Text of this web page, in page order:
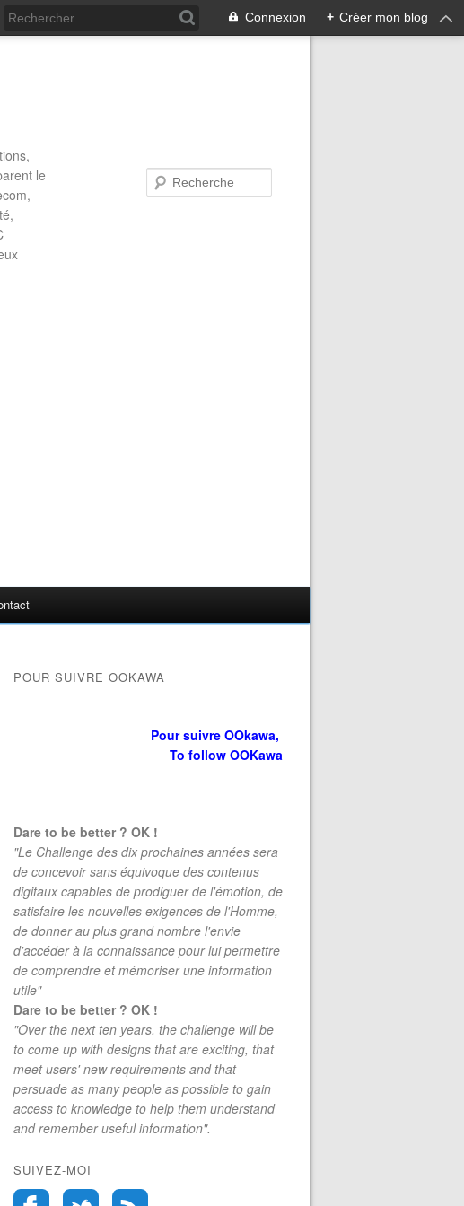
Connexion + Créer mon blog
le
POUR SUIVRE OOKAWA
Pour suivre OOkawa,
To follow OOKawa
Dare to be better ? OK !
"Le Challenge des dix prochaines années sera
de concevoir sans équivoque des contenus
digitaux capables de prodiguer de l'émotion, de
satisfaire les nouvelles exigences de l'Homme,
de donner au plus grand nombre l'envie
d'accéder à la connaissance pour lui permettre
de comprendre et mémoriser une information
utile"
Dare to be better ? OK !
"Over the next ten years, the challenge will be
to come up with designs that are exciting, that
meet users' new requirements and that
persuade as many people as possible to gain
access to knowledge to help them understand
and remember useful information".
SUIVEZ-MOI